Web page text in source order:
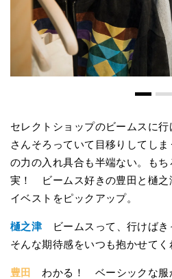
セレクトショップのビームスに
さんそろっていて目移りしてし
の力の入れ具合も半端ない。も
実！ ビームス好きの豊田と樋之
イベストをピックアップ。
樋之津ビームスって、行けばき
そんな期待感をいつも抱かせてく
豊田
わかる！ ベーシックな服